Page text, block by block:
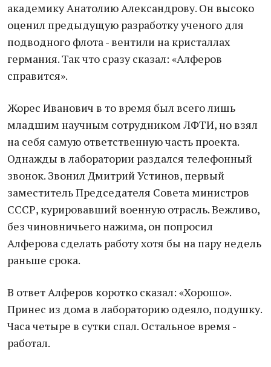
академику Анатолию Александрову. Он высоко
оценил предыдущую разработку ученого для
подводного флота - вентили на кристаллах
германия. Так что сразу сказал: «Алферов
справится».
Жорес Иванович в то время был всего лишь
младшим научным сотрудником ЛФТИ, но взял
на себя самую ответственную часть проекта.
Однажды в лаборатории раздался телефонный
звонок. Звонил Дмитрий Устинов, первый
заместитель Председателя Совета министров
СССР, курировавший военную отрасль. Вежливо,
без чиновничьего нажима, он попросил
Алферова сделать работу хотя бы на пару недель
раньше срока.
В ответ Алферов коротко сказал: «Хорошо».
Принес из дома в лабораторию одеяло, подушку.
Часа четыре в сутки спал. Остальное время -
работал.